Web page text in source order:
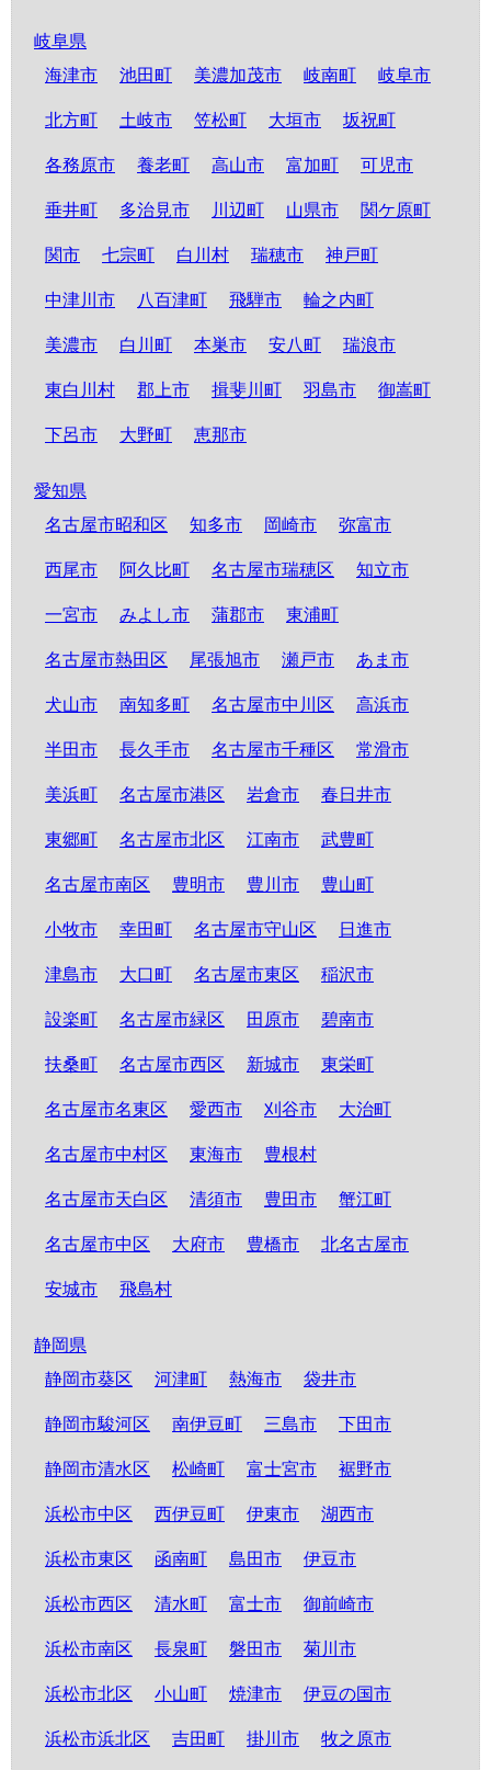
岐阜県
海津市
池田町 美濃加茂市 岐南町 岐阜市
北方町 土岐市 笠松町 大垣市 坂祝町
各務原市 養老町 高山市 富加町 可児市
垂井町 多治見市 川辺町 山県市 関ケ原町
関市 七宗町 白川村 瑞穂市 神戸町
中津川市 八百津町 飛騨市 輪之内町
美濃市 白川町 本巣市 安八町 瑞浪市
東白川村 郡上市 揖斐川町 羽島市 御嵩町
下呂市 大野町 恵那市
愛知県
名古屋市昭和区
知多市 岡崎市 弥富市
西尾市 阿久比町 名古屋市瑞穂区 知立市
一宮市 みよし市 蒲郡市 東浦町
名古屋市熱田区 尾張旭市 瀬戸市 あま市
犬山市 南知多町 名古屋市中川区 高浜市
半田市 長久手市 名古屋市千種区 常滑市
美浜町 名古屋市港区 岩倉市 春日井市
東郷町 名古屋市北区 江南市 武豊町
名古屋市南区 豊明市 豊川市 豊山町
小牧市 幸田町 名古屋市守山区 日進市
津島市 大口町 名古屋市東区 稲沢市
設楽町 名古屋市緑区 田原市 碧南市
扶桑町 名古屋市西区 新城市 東栄町
名古屋市名東区 愛西市 刈谷市 大治町
名古屋市中村区 東海市 豊根村
名古屋市天白区 清須市 豊田市 蟹江町
名古屋市中区 大府市 豊橋市 北名古屋市
安城市 飛島村
静岡県
静岡市葵区
河津町 熱海市 袋井市
静岡市駿河区 南伊豆町 三島市 下田市
静岡市清水区 松崎町 富士宮市 裾野市
浜松市中区 西伊豆町 伊東市 湖西市
浜松市東区 函南町 島田市 伊豆市
浜松市西区 清水町 富士市 御前崎市
浜松市南区 長泉町 磐田市 菊川市
浜松市北区 小山町 焼津市 伊豆の国市
浜松市浜北区 吉田町 掛川市 牧之原市